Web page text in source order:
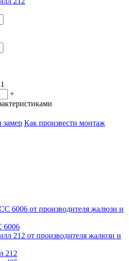
+
замер Как произвести монтаж
6006
212